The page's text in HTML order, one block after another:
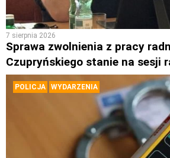
7 sierpnia 2026
Sprawa zwolnienia z pracy
Czupryńskiego stanie na sesji
POLICJA WYDARZENIA